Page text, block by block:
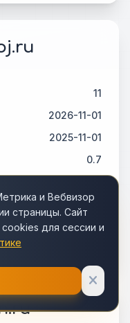
и Вебвизор
страницы. Сайт
для сессии и
11
2026-11-01
2025-11-01
0.7
12 750 ₽